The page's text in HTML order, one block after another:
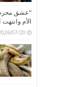
“عشق محرم”
الأم
2026/07/20 11:25:24